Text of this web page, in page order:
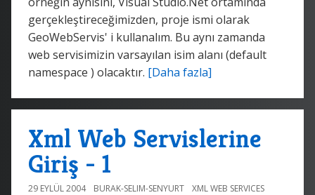
gerçekleştireceğimizden, proje ismi olarak
GeoWebServis' i kullanalım. Bu aynı zamanda
web servisimizin varsayılan isim alanı (default
namespace ) olacaktır. [Daha fazla]
Xml Web Servislerine
Giriş - 1
29 EYLÜL 2004 BURAK-SELIM-SENYURT XML WEB SERVICES